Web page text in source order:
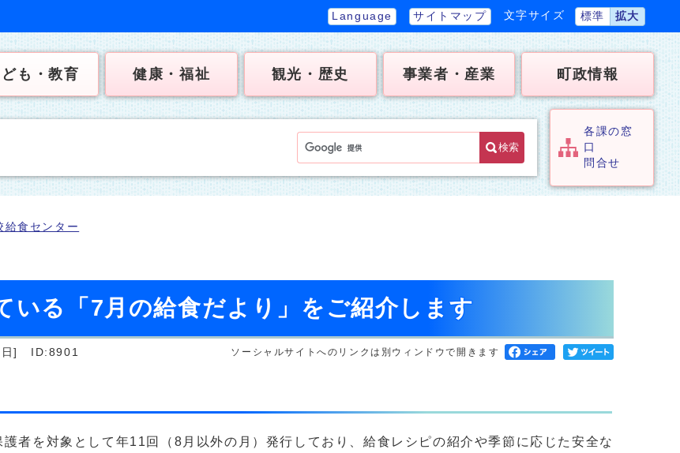
Language サイトマップ 文字サイズ 標準 拡大
ども・教育 健康・福祉 観光・歴史 事業者・産業 町政情報
検索
各課の窓
口
問合せ
給食センター
いる「7月の給食だより」をご紹介します
] ID:8901 ソーシャルサイトへのリンクは別ウィンドウで開きます
者を対象として年11回（8月以外の月）発行しており、給食レシピの紹介や季節に応じた安全な